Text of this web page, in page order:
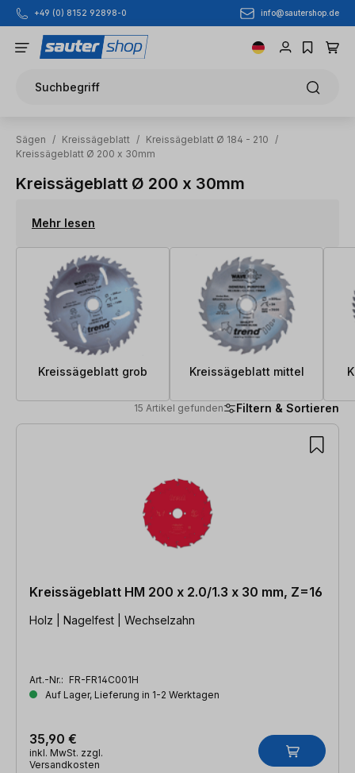
Zum Hauptinhalt springen
+49 (0) 8152 92898-0 info@sautershop.de
Suchbegriff
Sägen / Kreissägeblatt / Kreissägeblatt Ø 184 - 210
/
Kreissägeblatt Ø 200 x 30mm
Kreissägeblatt Ø 200 x 30mm
Mehr lesen
Kreissägeblatt grob Kreissägeblatt mittel
15 Artikel gefunden Filtern & Sortieren
15 Artikel gefunden
Kreissägeblatt HM 200 x 2.0/1.3 x 30 mm, Z=16
Holz | Nagelfest | Wechselzahn
Art.-Nr.: FR-FR14C001H
Auf Lager, Lieferung in 1-2 Werktagen
35,90 €
inkl. MwSt. zzgl.
Versandkosten